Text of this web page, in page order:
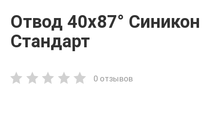
Отвод 40х87° Синикон
Стандарт
0 отзывов